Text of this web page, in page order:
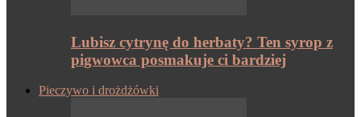
Lubisz cytrynę do herbaty? Ten syrop z
pigwowca posmakuje ci bardziej
Pieczywo i drożdżówki